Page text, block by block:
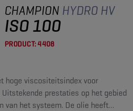
CHAMPION HYDRO HV
ISO 100
PRODUCT:4408
hoge viscositeitsindex voor
prestaties op het gebied
van het systeem. De olie heeft